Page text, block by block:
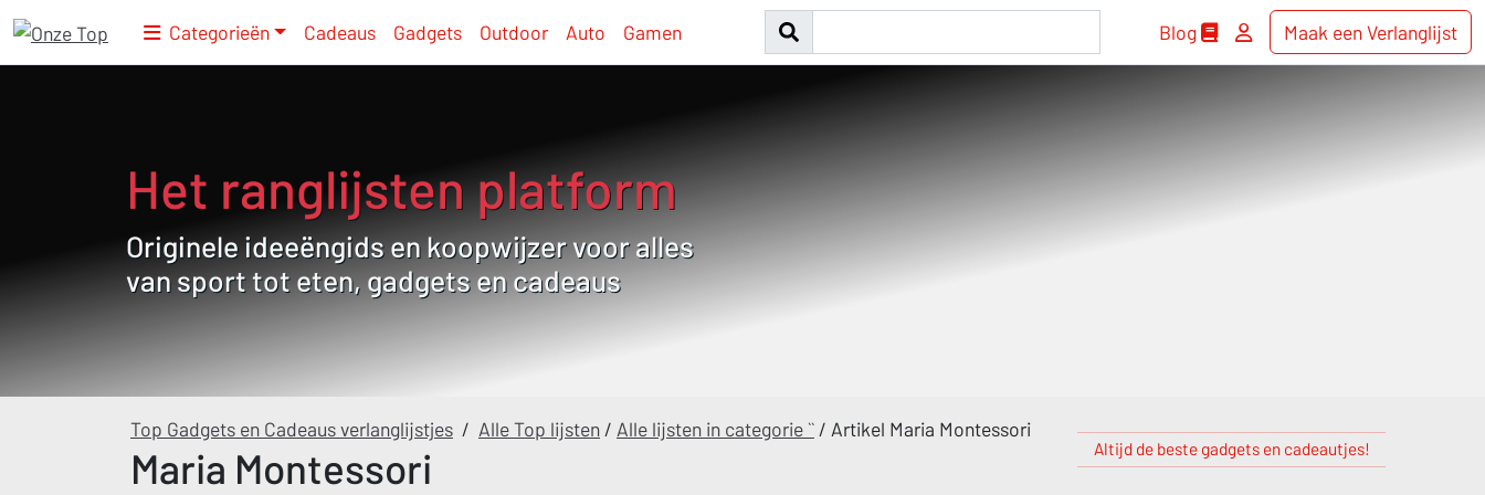
Categorieën Cadeaus Gadgets Outdoor Auto Gamen Blog Maak een Verlanglijst
Het ranglijsten platform
Originele ideeëngids en koopwijzer voor alles
van sport tot eten, gadgets en cadeaus
Top Gadgets en Cadeaus verlanglijstjes / Alle Top lijsten / Alle lijsten in categorie `` / Artikel Maria Montessori
Maria Montessori Altijd de beste gadgets en cadeautjes!